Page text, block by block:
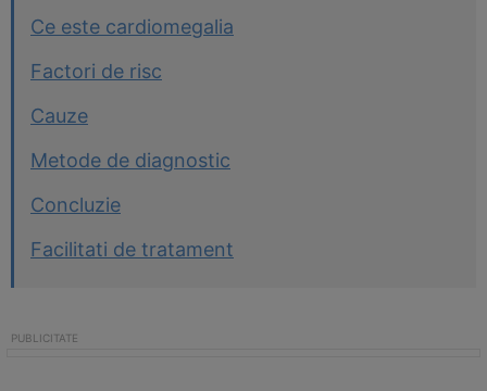
Ce este cardiomegalia
Factori de risc
Cauze
Metode de diagnostic
Concluzie
Facilitati de tratament